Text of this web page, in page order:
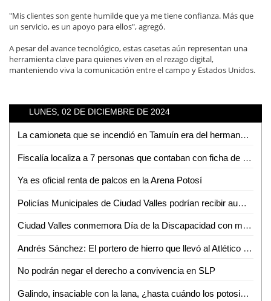
"Mis clientes son gente humilde que ya me tiene confianza. Más que
un servicio, es un apoyo para ellos", agregó.
A pesar del avance tecnológico, estas casetas aún representan una
herramienta clave para quienes viven en el rezago digital,
manteniendo viva la comunicación entre el campo y Estados Unidos.
LUNES, 02 DE DICIEMBRE DE 2024
La camioneta que se incendió en Tamuín era del hermano del exalcalde
Fiscalía localiza a 7 personas que contaban con ficha de búsqueda
Ya es oficial renta de palcos en la Arena Potosí
Policías Municipales de Ciudad Valles podrían recibir aumento salarial
Ciudad Valles conmemora Día de la Discapacidad con marcha y entrega de apoyos
Andrés Sánchez: El portero de hierro que llevó al Atlético San Luis a las semifinales
No podrán negar el derecho a convivencia en SLP
Galindo, insaciable con la lana, ¿hasta cuándo los potosinos le seguirán pagando?